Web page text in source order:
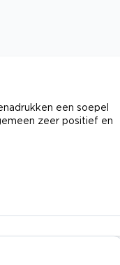
een soepel
zeer positief en